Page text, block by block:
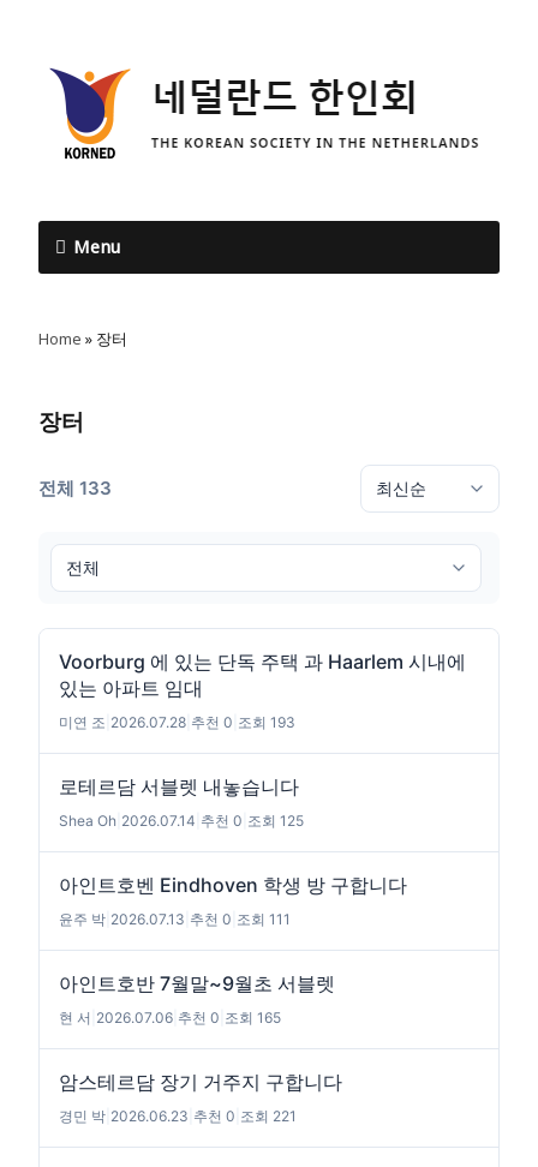
Menu
Home » 장터
장터
전체 133
Voorburg 에 있는 단독 주택 과 Haarlem 시내에
있는 아파트 임대
미연 조 2026.07.28 추천 0 조회 193
로테르담 서블렛 내놓습니다
Shea Oh 2026.07.14 추천 0 조회 125
아인트호벤 Eindhoven 학생 방 구합니다
윤주 박 2026.07.13 추천 0 조회 111
아인트호반 7월말~9월초 서블렛
현 서 2026.07.06 추천 0 조회 165
암스테르담 장기 거주지 구합니다
경민 박 2026.06.23 추천 0 조회 221